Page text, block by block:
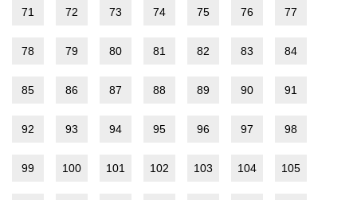
71 72 73 74 75 76 77
78 79 80 81 82 83 84
85 86 87 88 89 90 91
92 93 94 95 96 97 98
99 100 101 102 103 104 105